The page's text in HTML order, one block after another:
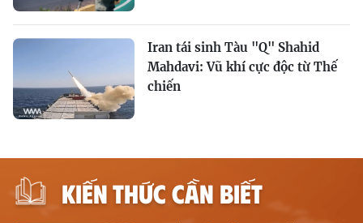
Iran tái sinh Tàu "Q" Shahid
Mahdavi: Vũ khí cực độc từ Thế
chiến
KIẾN THỨC CẦN BIẾT